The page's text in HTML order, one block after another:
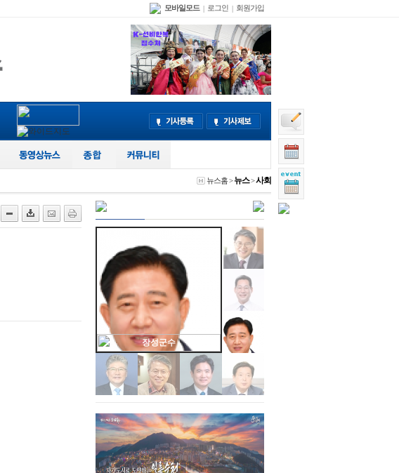
모바일모드 로그인 회원가입
뉴스홈>뉴스>사회
장성군수